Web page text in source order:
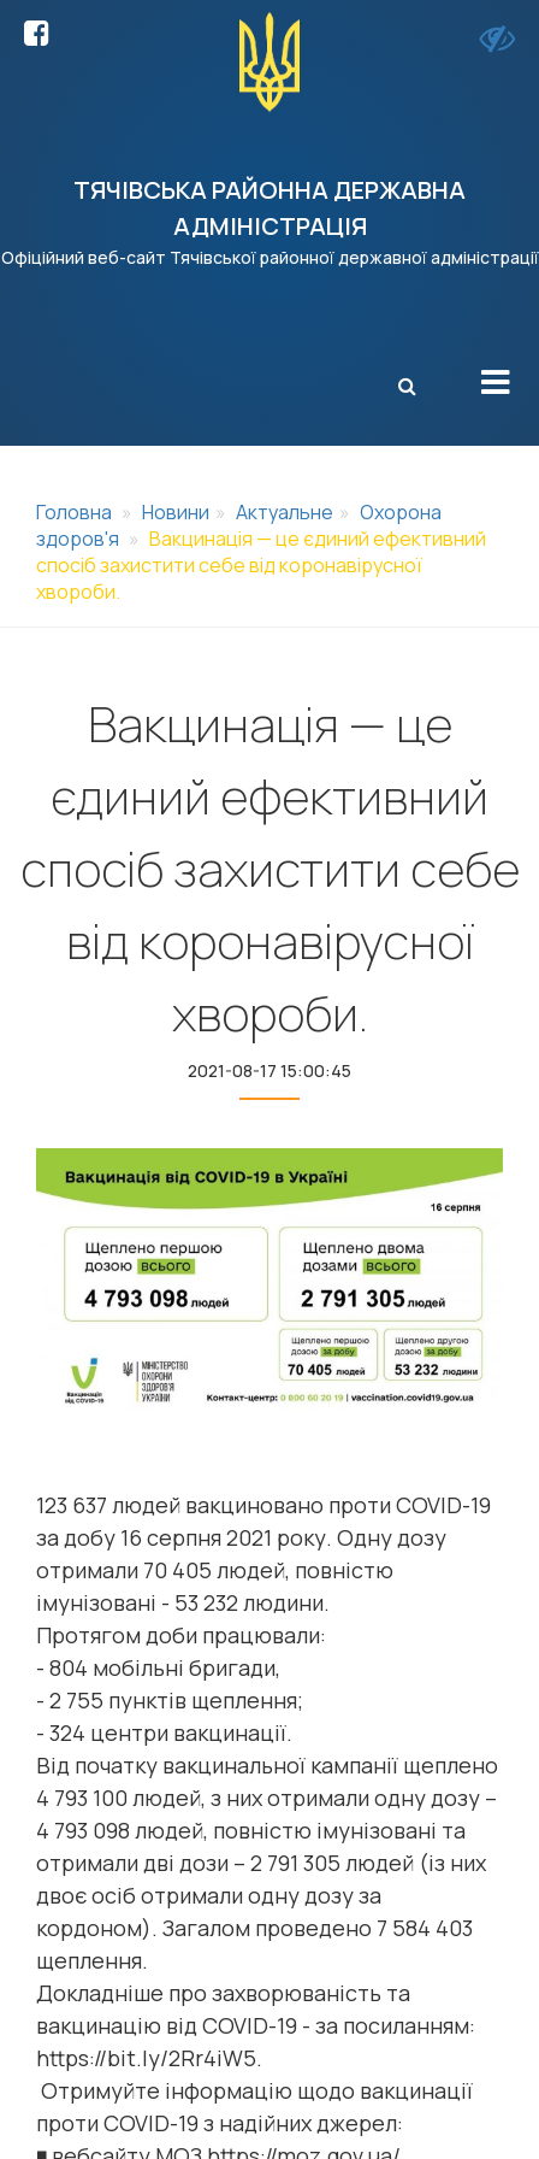
ТЯЧІВСЬКА РАЙОННА ДЕРЖАВНА
АДМІНІСТРАЦІЯ
Офіційний веб-сайт Тячівської районної державної адміністрації
Головна Новини Актуальне
Охорона
здоров'я
Вакцинація — це єдиний ефективний
спосіб захистити себе від коронавірусної
хвороби.
Вакцинація — це
єдиний ефективний
спосіб захистити себе
від коронавірусної
хвороби.
2021-08-17 15:00:45
123 637 людей вакциновано проти COVID-19
за добу 16 серпня 2021 року. Одну дозу
отримали 70 405 людей, повністю
імунізовані - 53 232 людини.
Протягом доби працювали:
- 804 мобільні бригади,
- 2 755 пунктів щеплення;
- 324 центри вакцинації.
Від початку вакцинальної кампанії щеплено
4 793 100 людей, з них отримали одну дозу –
4 793 098 людей, повністю імунізовані та
отримали дві дози – 2 791 305 людей (із них
двоє осіб отримали одну дозу за
кордоном). Загалом проведено 7 584 403
щеплення.
Докладніше про захворюваність та
вакцинацію від COVID-19 - за посиланням:
https://bit.ly/2Rr4iW5.
Отримуйте інформацію щодо вакцинації
проти COVID-19 з надійних джерел: